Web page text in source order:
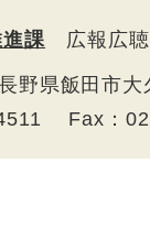
課 広報広
野県飯田市
4511 Fax：